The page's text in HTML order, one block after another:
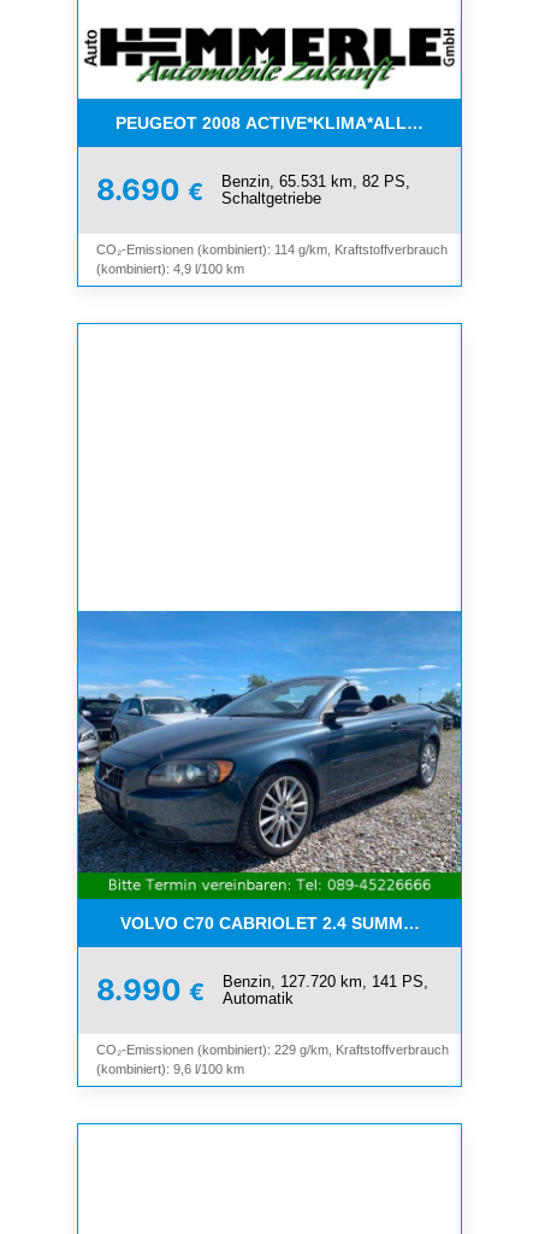
PEUGEOT 2008
8.690 €
Benzin, 65.531 km, 82 PS,
Schaltgetriebe
CO₂-Emissionen (kombiniert): 114 g/km, Kraftstoffverbrauch
(kombiniert): 4,9 l/100 km
VOLVO C70 CABRIOLET 2.4
8.990 €
Benzin, 127.720 km, 141 PS,
Automatik
CO₂-Emissionen (kombiniert): 229 g/km, Kraftstoffverbrauch
(kombiniert): 9,6 l/100 km